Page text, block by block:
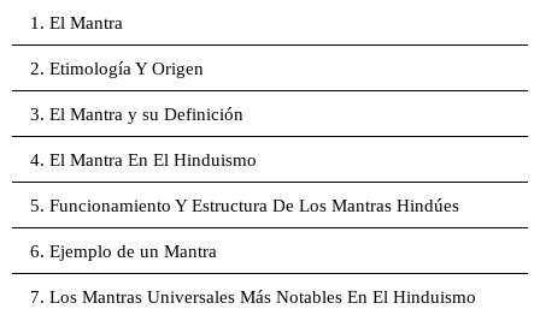
1. El Mantra
2. Etimología Y Origen
3. El Mantra y su Definición
4. El Mantra En El Hinduismo
5. Funcionamiento Y Estructura De Los Mantras Hindúes
6. Ejemplo de un Mantra
7. Los Mantras Universales Más Notables En El Hinduismo